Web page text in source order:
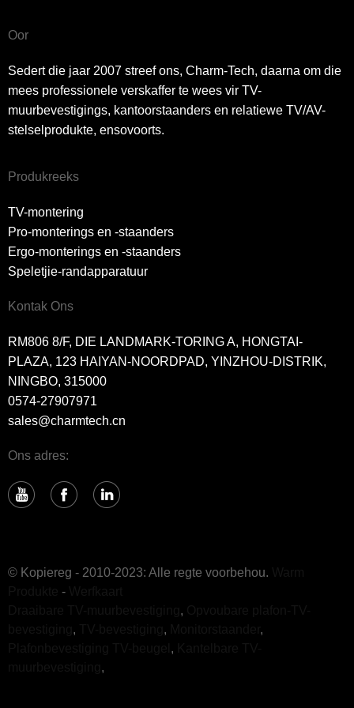
Oor
Sedert die jaar 2007 streef ons, Charm-Tech, daarna om die
mees professionele verskaffer te wees vir TV-
muurbevestigings, kantoorstaanders en relatiewe TV/AV-
stelselprodukte, ensovoorts.
Produkreeks
TV-montering
Pro-monterings en -staanders
Ergo-monterings en -staanders
Speletjie-randapparatuur
Kontak Ons
RM806 8/F, DIE LANDMARK-TORING A, HONGTAI-
PLAZA, 123 HAIYAN-NOORDPAD, YINZHOU-DISTRIK,
NINGBO, 315000
0574-27907971
sales@charmtech.cn
Ons adres:
© Kopiereg - 2010-2023: Alle regte voorbehou.
-
,
, ,
,
,
,